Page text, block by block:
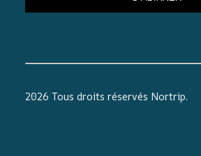
2026 Tous droits réservés Nortrip.